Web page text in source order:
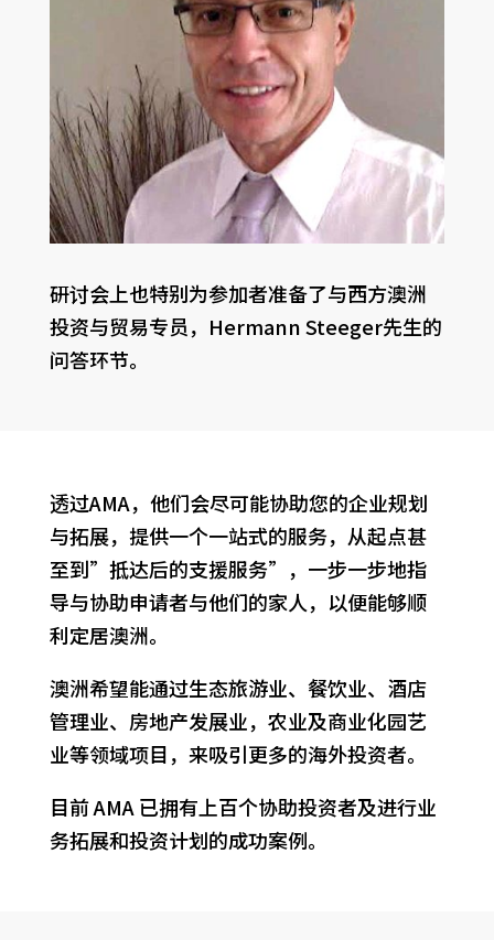
研讨会上也特别为参加者准备了与西方澳洲
投资与贸易专员，Hermann Steeger先生的
问答环节。
透过AMA，他们会尽可能协助您的企业规划
与拓展，提供一个一站式的服务，从起点甚
至到”抵达后的支援服务”，一步一步地指
导与协助申请者与他们的家人，以便能够顺
利定居澳洲。
澳洲希望能通过生态旅游业、餐饮业、酒店
管理业、房地产发展业，农业及商业化园艺
业等领域项目，来吸引更多的海外投资者。
目前 AMA 已拥有上百个协助投资者及进行业
务拓展和投资计划的成功案例。